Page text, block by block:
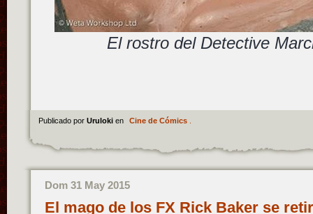
El rostro del Detective
Publicado por Uruloki en Cine de Cómics.
Dom 31 May 2015
El mago de los FX Rick Baker se